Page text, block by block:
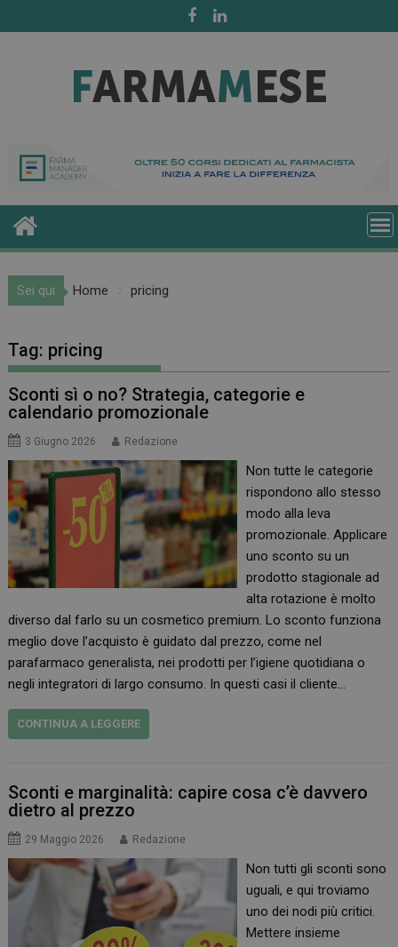
to
Sei qui Home pricing
Tag: pricing
Sconti sì o no? Strategia, categorie e
calendario promozionale
3 Giugno 2026 Redazione
Non tutte le categorie
rispondono allo stesso
modo alla leva
promozionale. Applicare
uno sconto su un
prodotto stagionale ad
alta rotazione è molto
diverso dal farlo su un cosmetico premium. Lo sconto funziona
meglio dove l’acquisto è guidato dal prezzo, come nel
parafarmaco generalista, nei prodotti per l’igiene quotidiana o
negli integratori di largo consumo. In questi casi il cliente…
CONTINUA A LEGGERE
Sconti e marginalità: capire cosa c’è davvero
dietro al prezzo
29 Maggio 2026 Redazione
Non tutti gli sconti sono
uguali, e qui troviamo
uno dei nodi più critici.
Mettere insieme